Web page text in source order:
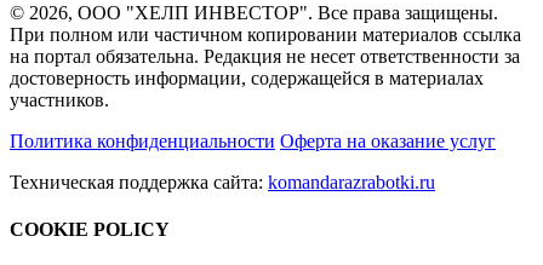
© 2026, ООО "ХЕЛП ИНВЕСТОР". Все права защищены.
При полном или частичном копировании материалов ссылка
на портал обязательна. Редакция не несет ответственности за
достоверность информации, содержащейся в материалах
участников.
Политика конфиденциальности Оферта на оказание услуг
Техническая поддержка сайта: komandarazrabotki.ru
COOKIE POLICY